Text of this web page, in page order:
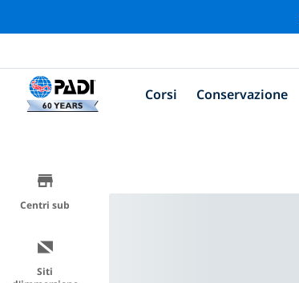
Corsi Conservazione
Centri sub
Siti